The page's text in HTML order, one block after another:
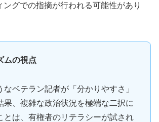
ングでの指摘が行われる可能性があり
ムの視点
なベテラン記者が「分かりやすさ」
果、複雑な政治状況を極端な二択に
とは、有権者のリテラシーが試され